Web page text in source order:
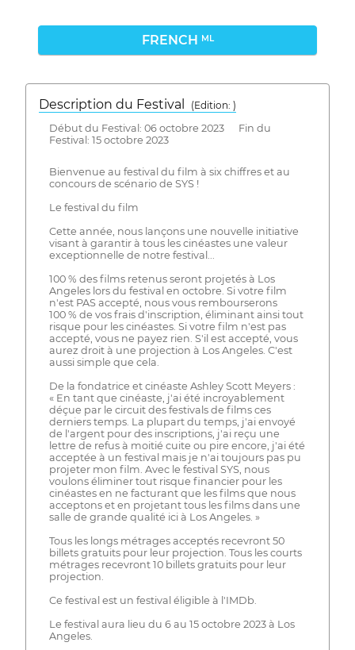
FRENCH ML
Description du Festival
( Edition: )
Début du Festival: 06 octobre 2023 Fin du
Festival: 15 octobre 2023
Bienvenue au festival du film à six chiffres et au
concours de scénario de SYS !
Le festival du film
Cette année, nous lançons une nouvelle initiative
visant à garantir à tous les cinéastes une valeur
exceptionnelle de notre festival...
100 % des films retenus seront projetés à Los
Angeles lors du festival en octobre. Si votre film
n'est PAS accepté, nous vous rembourserons
100 % de vos frais d'inscription, éliminant ainsi tout
risque pour les cinéastes. Si votre film n'est pas
accepté, vous ne payez rien. S'il est accepté, vous
aurez droit à une projection à Los Angeles. C'est
aussi simple que cela.
De la fondatrice et cinéaste Ashley Scott Meyers :
« En tant que cinéaste, j'ai été incroyablement
déçue par le circuit des festivals de films ces
derniers temps. La plupart du temps, j'ai envoyé
de l'argent pour des inscriptions, j'ai reçu une
lettre de refus à moitié cuite ou pire encore, j'ai été
acceptée à un festival mais je n'ai toujours pas pu
projeter mon film. Avec le festival SYS, nous
voulons éliminer tout risque financier pour les
cinéastes en ne facturant que les films que nous
acceptons et en projetant tous les films dans une
salle de grande qualité ici à Los Angeles. »
Tous les longs métrages acceptés recevront 50
billets gratuits pour leur projection. Tous les courts
métrages recevront 10 billets gratuits pour leur
projection.
Ce festival est un festival éligible à l'IMDb.
Le festival aura lieu du 6 au 15 octobre 2023 à Los
Angeles.